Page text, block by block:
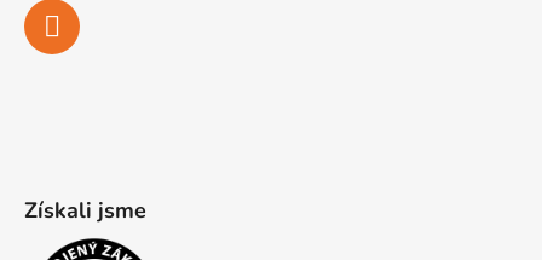
Získali jsme